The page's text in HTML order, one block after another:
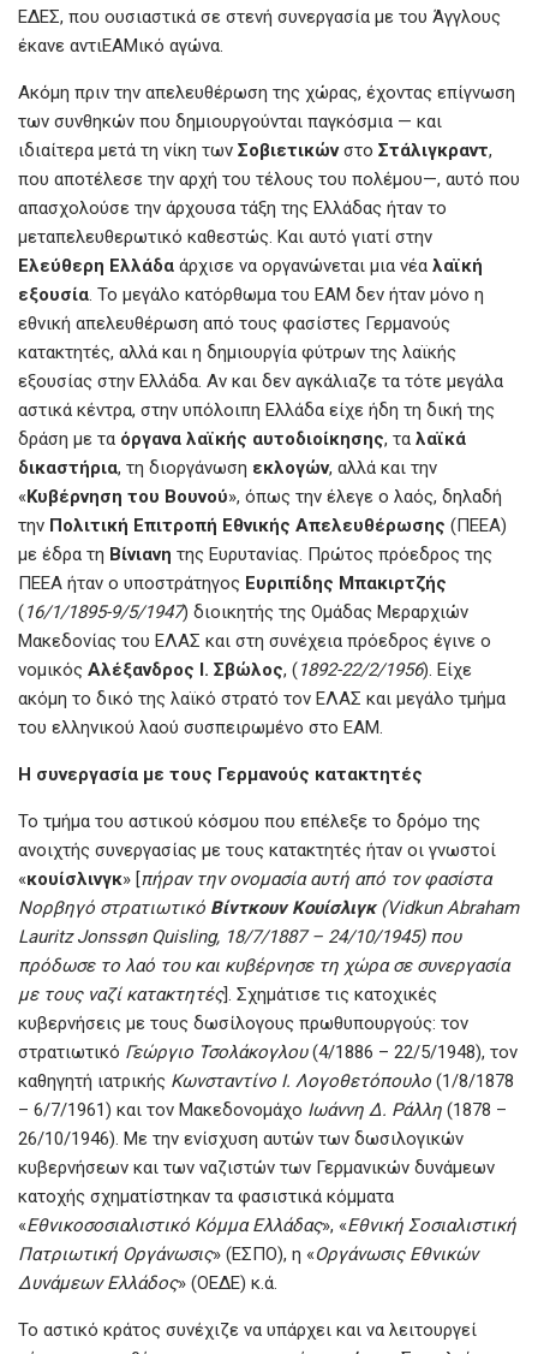
ΕΔΕΣ, που ουσιαστικά σε στενή συνεργασία με του Άγγλους
έκανε αντιΕΑΜικό αγώνα.
Ακόμη πριν την απελευθέρωση της χώρας, έχοντας επίγνωση
των συνθηκών που δημιουργούνται παγκόσμια — και
ιδιαίτερα μετά τη νίκη των Σοβιετικώνστο Στάλιγκραντ,
που αποτέλεσε την αρχή του τέλους του πολέμου—, αυτό που
απασχολούσε την άρχουσα τάξη της Ελλάδας ήταν το
μεταπελευθερωτικό καθεστώς. Και αυτό γιατί στην
Ελεύθερη Ελλάδα άρχισε να οργανώνεται μια νέα λαϊκή
εξουσία. Το μεγάλο κατόρθωμα του ΕΑΜ δεν ήταν μόνο η
εθνική απελευθέρωση από τους φασίστες Γερμανούς
κατακτητές, αλλά και η δημιουργία φύτρων της λαϊκής
εξουσίας στην Ελλάδα. Αν και δεν αγκάλιαζε τα τότε μεγάλα
αστικά κέντρα, στην υπόλοιπη Ελλάδα είχε ήδη τη δική της
δράση με τα όργανα λαϊκής αυτοδιοίκησης, τα λαϊκά
δικαστήρια, τη διοργάνωση εκλογών, αλλά και την
«Κυβέρνηση του Βουνού», όπως την έλεγε ο λαός, δηλαδή
την Πολιτική Επιτροπή Εθνικής Απελευθέρωσης (ΠΕΕΑ)
με έδρα τη Βίνιανη της Ευρυτανίας. Πρώτος πρόεδρος της
ΠΕΕΑ ήταν ο υποστράτηγος Ευριπίδης Μπακιρτζής
(16/1/1895-9/5/1947) διοικητής της Ομάδας Μεραρχιών
Μακεδονίας του ΕΛΑΣ και στη συνέχεια πρόεδρος έγινε ο
νομικός Αλέξανδρος Ι. Σβώλος, (1892-22/2/1956). Είχε
ακόμη το δικό της λαϊκό στρατό τον ΕΛΑΣ και μεγάλο τμήμα
του ελληνικού λαού συσπειρωμένο στο ΕΑΜ.
Η συνεργασία με τους Γερμανούς κατακτητές
Το τμήμα του αστικού κόσμου που επέλεξε το δρόμο της
ανοιχτής συνεργασίας με τους κατακτητές ήταν οι γνωστοί
«κουίσλινγκ» [πήραν την ονομασία αυτή από τον φασίστα
Νορβηγό στρατιωτικό Βίντκουν Κουίσλιγκ(Vidkun Abraham
Lauritz Jonssøn Quisling, 18/7/1887 – 24/10/1945) που
πρόδωσε το λαό του και κυβέρνησε τη χώρα σε συνεργασία
με τους ναζί κατακτητές]. Σχημάτισε τις κατοχικές
κυβερνήσεις με τους δωσίλογους πρωθυπουργούς: τον
στρατιωτικό Γεώργιο Τσολάκογλου(4/1886 – 22/5/1948), τον
καθηγητή ιατρικής Κωνσταντίνο Ι. Λογοθετόπουλο (1/8/1878
– 6/7/1961) και τον Μακεδονομάχο Ιωάννη Δ. Ράλλη (1878 –
26/10/1946). Με την ενίσχυση αυτών των δωσιλογικών
κυβερνήσεων και των ναζιστών των Γερμανικών δυνάμεων
κατοχής σχηματίστηκαν τα φασιστικά κόμματα
«Εθνικοσοσιαλιστικό Κόμμα Ελλάδας», «Εθνική Σοσιαλιστική
Πατριωτική Οργάνωσις» (ΕΣΠΟ), η «Οργάνωσις Εθνικών
Δυνάμεων Ελλάδος» (ΟΕΔΕ) κ.ά.
Το αστικό κράτος συνέχιζε να υπάρχει και να λειτουργεί